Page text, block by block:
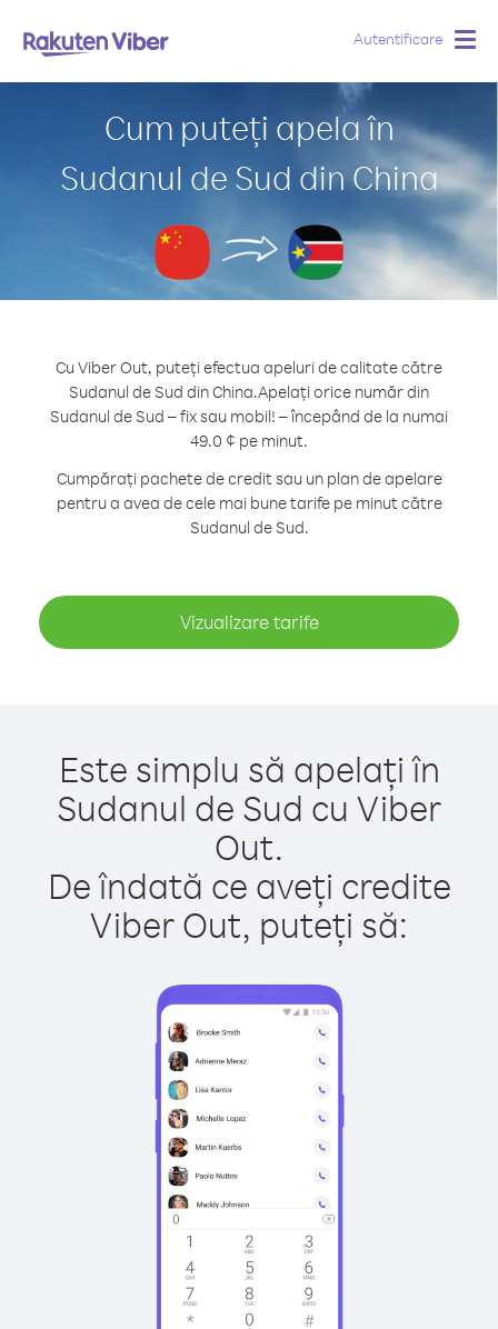
Autentificare
Cum puteți apela în
Sudanul de Sud din China
Cu Viber Out, puteți efectua apeluri de calitate către
Sudanul de Sud din China.Apelați orice număr din
Sudanul de Sud – fix sau mobil! – începând de la numai
49.0 ¢ pe minut.
Cumpărați pachete de credit sau un plan de apelare
pentru a avea de cele mai bune tarife pe minut către
Sudanul de Sud.
Vizualizare tarife
Este simplu să apelați în
Sudanul de Sud cu Viber
Out.
De îndată ce aveți credite
Viber Out, puteți să: